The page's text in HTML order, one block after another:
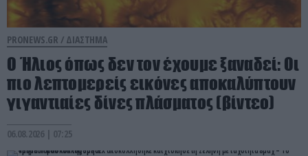
PRONEWS.GR / ΔΙΑΣΤΗΜΑ
Ο Ήλιος όπως δεν τον έχουμε ξαναδεί: Οι
πιο λεπτομερείς εικόνες αποκαλύπτουν
γιγαντιαίες δίνες πλάσματος (βίντεο)
06.08.2026 | 07:25